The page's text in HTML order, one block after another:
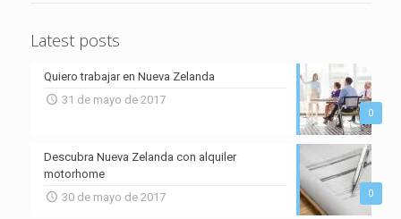
Latest posts
0
Quiero trabajar en Nueva Zelanda
31 de mayo de 2017
0
Descubra Nueva Zelanda con alquiler
motorhome
30 de mayo de 2017